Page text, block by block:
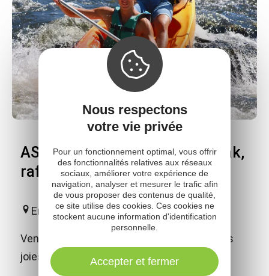
ASVOLT - Location canoë, kayak,
raft (descente en individuel)
Entraygues-sur-Truyère
Venez découvrir en famille ou entre amis les
joies de l'eau vive en vallée du Lot !
Nous respectons
votre vie privée
Pour un fonctionnement optimal, vous offrir
des fonctionnalités relatives aux réseaux
sociaux, améliorer votre expérience de
navigation, analyser et mesurer le trafic afin
de vous proposer des contenus de qualité,
ce site utilise des cookies. Ces cookies ne
stockent aucune information d'identification
personnelle.
Accepter et fermer